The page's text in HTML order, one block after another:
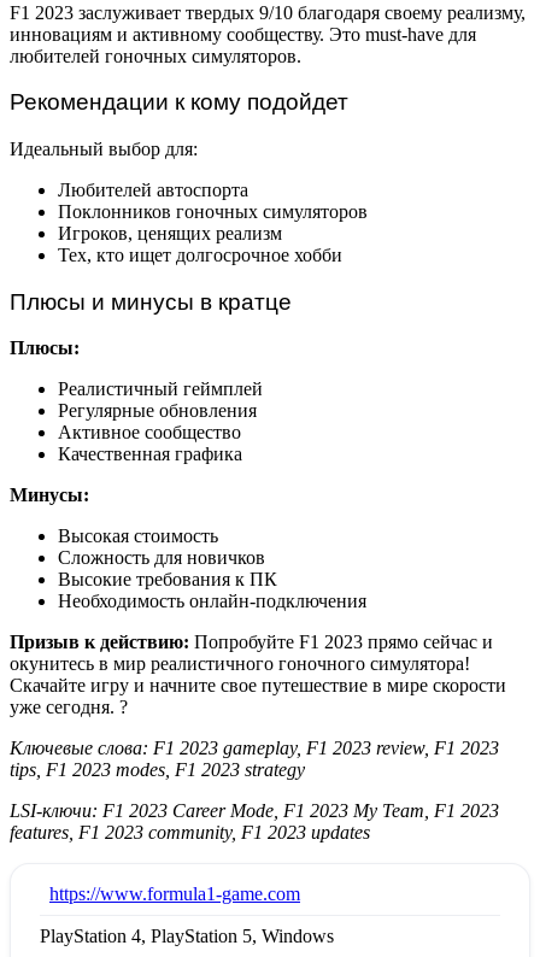
F1 2023 заслуживает твердых 9/10 благодаря своему реализму,
инновациям и активному сообществу. Это must-have для
любителей гоночных симуляторов.
Рекомендации к кому подойдет
Идеальный выбор для:
Любителей автоспорта
Поклонников гоночных симуляторов
Игроков, ценящих реализм
Тех, кто ищет долгосрочное хобби
Плюсы и минусы в кратце
Плюсы:
Реалистичный геймплей
Регулярные обновления
Активное сообщество
Качественная графика
Минусы:
Высокая стоимость
Сложность для новичков
Высокие требования к ПК
Необходимость онлайн-подключения
Призыв к действию: Попробуйте F1 2023 прямо сейчас и
окунитесь в мир реалистичного гоночного симулятора!
Скачайте игру и начните свое путешествие в мире скорости
уже сегодня. ?
Ключевые слова: F1 2023 gameplay, F1 2023 review, F1 2023
tips, F1 2023 modes, F1 2023 strategy
LSI-ключи: F1 2023 Career Mode, F1 2023 My Team, F1 2023
features, F1 2023 community, F1 2023 updates
https://www.formula1-game.com
PlayStation 4, PlayStation 5, Windows